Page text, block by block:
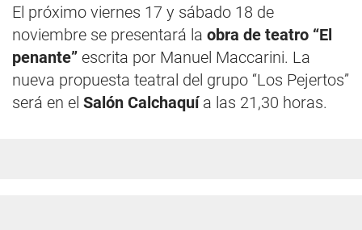
El próximo viernes 17 y sábado 18 de
noviembre se presentará la obra de teatro “El
penante” escrita por Manuel Maccarini. La
nueva propuesta teatral del grupo “Los Pejertos”
será en el Salón Calchaquía las 21,30 horas.